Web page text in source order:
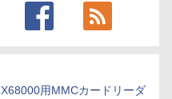
X68000用MMCカードリーダ